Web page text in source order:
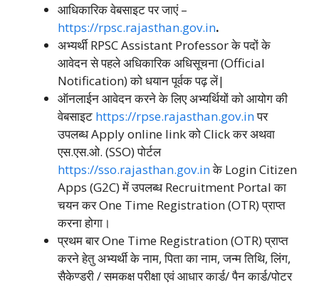
आधिकारिक वेबसाइट पर जाएं –
https://rpsc.rajasthan.gov.in.
अभ्यर्थी RPSC Assistant Professor के पदों के
आवेदन से पहले अधिकारिक अधिसूचना (Official
Notification) को धयान पूर्वक पढ़ लें|
ऑनलाईन आवेदन करने के लिए अभ्यर्थियों को आयोग की
वेबसाइट https://rpse.rajasthan.gov.inपर
उपलब्ध Apply online link को Click कर अथवा
एस.एस.ओ. (SSO) पोर्टल
https://sso.rajasthan.gov.inके Login Citizen
Apps (G2C) में उपलब्ध Recruitment Portal का
चयन कर One Time Registration (OTR) प्राप्त
करना होगा।
प्रथम बार One Time Registration (OTR) प्राप्त
करने हेतु अभ्यर्थी के नाम, पिता का नाम, जन्म तिथि, लिंग,
सैकेण्डरी / समकक्ष परीक्षा एवं आधार कार्ड/ पैन कार्ड/पोटर